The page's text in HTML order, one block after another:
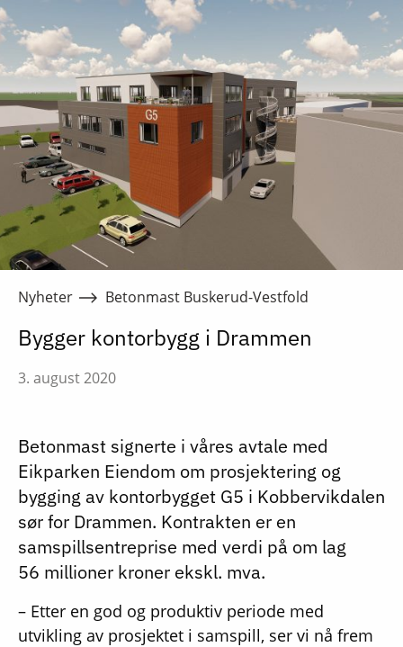
Nyheter Betonmast Buskerud-Vestfold
Bygger kontorbygg i Drammen
3. august 2020
Betonmast signerte i våres avtale med
Eikparken Eiendom om prosjektering og
bygging av kontorbygget G5 i Kobbervikdalen
sør for Drammen. Kontrakten er en
samspillsentreprise med verdi på om lag
56 millioner kroner ekskl. mva.
– Etter en god og produktiv periode med
utvikling av prosjektet i samspill, ser vi nå frem